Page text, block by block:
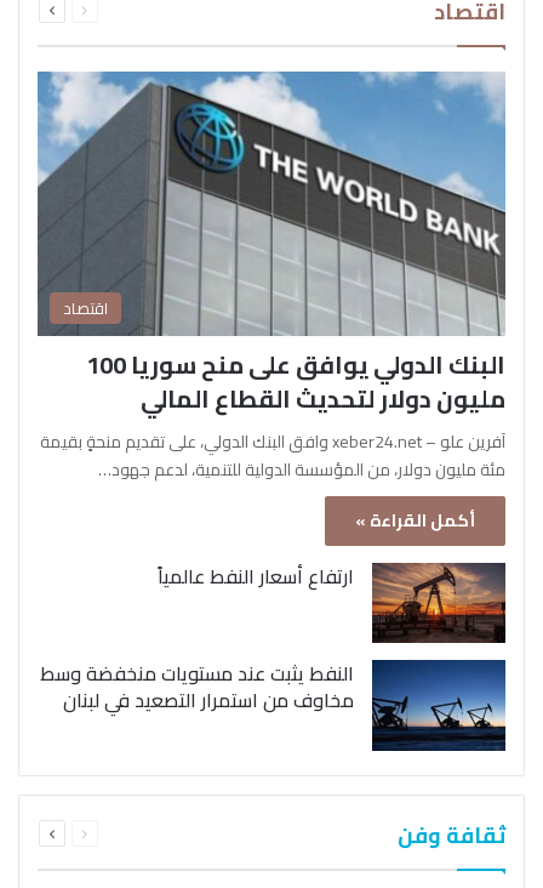
اقتصاد الصفحةالصفحة
اقتصاد
البنك الدولي يوافق على منح سوريا 100
مليون دولار لتحديث القطاع المالي
آفرين علو – xeber24.net وافق البنك الدولي، على تقديم منحةٍ بقيمة
مئة مليون دولار، من المؤسسة الدولية للتنمية، لدعم جهود…
أكمل القراءة »
ارتفاع أسعار النفط عالمياً
النفط يثبت عند مستويات منخفضة وسط
مخاوف من استمرار التصعيد في لبنان
ثقافة وفن الصفحةالصفحة